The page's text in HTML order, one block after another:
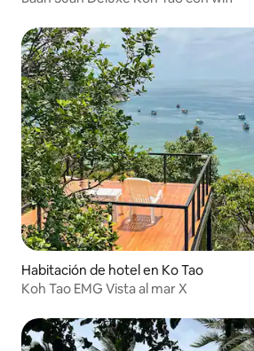
Habitación de hotel en Ko Tao
Koh Tao EMG Vista al mar X